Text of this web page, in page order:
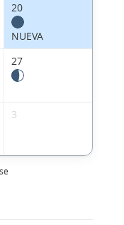
20
NUEVA
27
3